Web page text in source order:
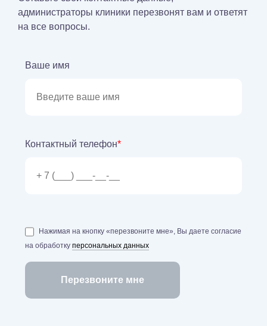
администраторы клиники перезвонят вам и ответят
на все вопросы.
Ваше имя
Контактный телефон*
Нажимая на кнопку «перезвоните мне», Вы даете согласие
на обработку персональных данных